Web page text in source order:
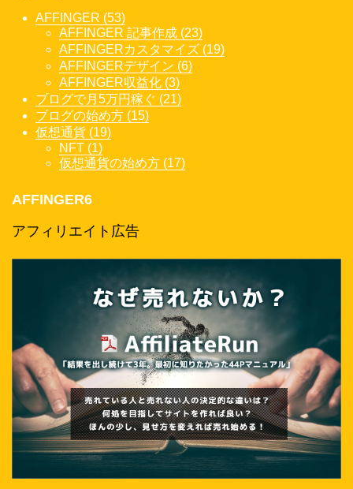
AFFINGER (53)
AFFINGER 記事作成 (23)
AFFINGERカスタマイズ (19)
AFFINGERデザイン (6)
AFFINGER収益化 (3)
ブログで月5万円稼ぐ (21)
ブログの始め方 (15)
仮想通貨 (19)
NFT (1)
仮想通貨の始め方 (17)
AFFINGER6
アフィリエイト広告